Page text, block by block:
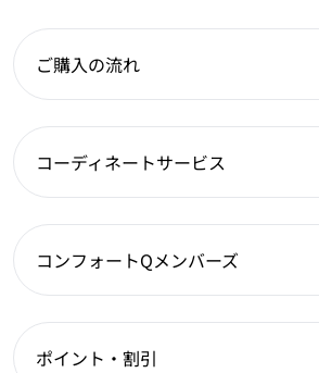
ご購入の流れ
コーディネートサービス
コンフォートQメンバーズ
ポイント・割引